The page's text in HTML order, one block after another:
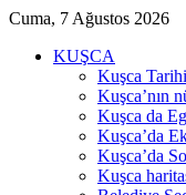
Cuma, 7 Ağustos 2026
KUŞCA
Kuşca Tarihi
Kuşca’nın
Kuşca da
Kuşca’da
Kuşca’da
Kuşca